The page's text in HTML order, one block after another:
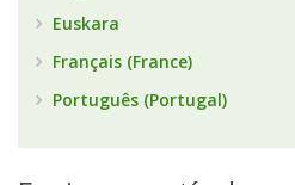
Euskara
Français (France)
Português (Portugal)